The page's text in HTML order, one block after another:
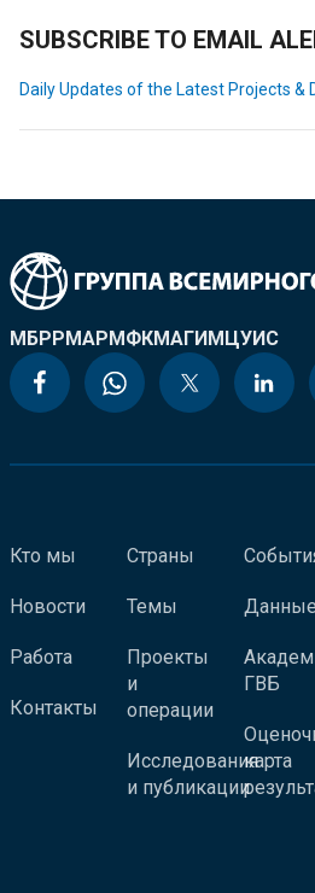
SUBSCRIBE TO EMAIL
Daily Updates of the Latest Projects &
МБРРМАРМФКМАГИМЦУИС
Кто мы
Новости
Работа
Контакты
Страны
Темы
Проекты
и
операции
Исследования
и публикации
Данные
ГВБ
карта